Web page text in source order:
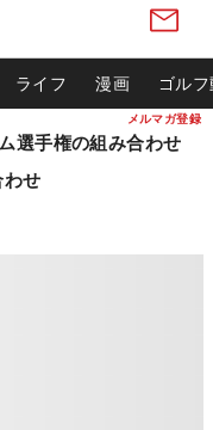
メルマガ登録
ライフ 漫画 ゴル
選手権の組み合わせ
せ